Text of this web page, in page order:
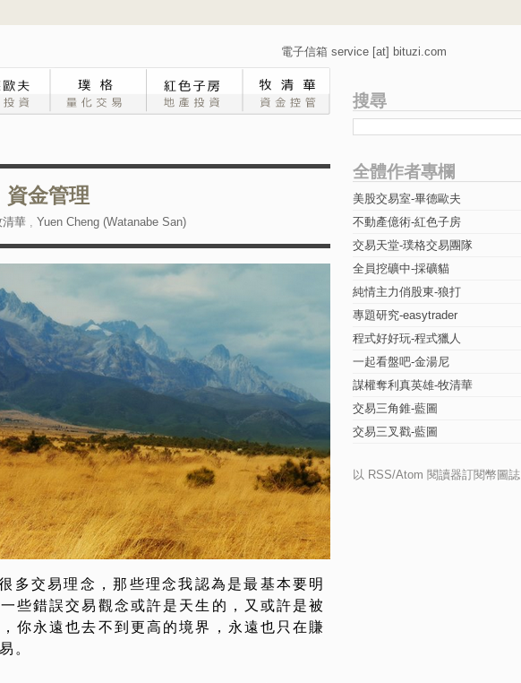
電子信箱 service [at] bituzi.com
資金管理
清華, Yuen Cheng (Watanabe San)
多交易理念，那些理念我認為是最基本要明
些錯誤交易觀念或許是天生的，又或許是被
你永遠也去不到更高的境界，永遠也只在賺
。
搜尋
全體作者專欄
美股交易室-畢德歐夫
不動產億術-紅色子房
交易天堂-璞格交易團隊
全員挖礦中-採礦貓
純情主力俏股東-狼打
專題研究-easytrader
程式好好玩-程式獵人
一起看盤吧-金湯尼
謀權奪利真英雄-牧清華
交易三角錐-藍圖
交易三叉戳-藍圖
以 RSS/Atom 閱讀器訂閱幣圖誌